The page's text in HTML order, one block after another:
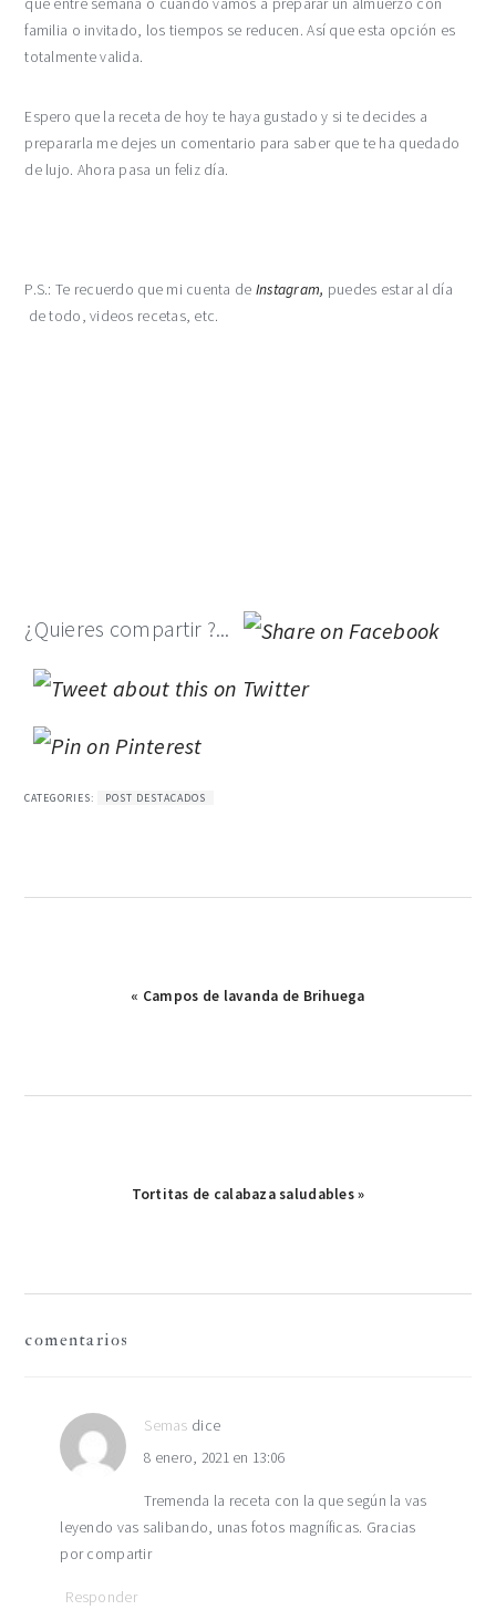
que entre semana o cuándo vamos a preparar un almuerzo con
familia o invitado, los tiempos se reducen. Así que esta opción es
totalmente valida.
Espero que la receta de hoy te haya gustado y si te decides a
prepararla me dejes un comentario para saber que te ha quedado
de lujo. Ahora pasa un feliz día.
P.S.: Te recuerdo que mi cuenta de Instagram, puedes estar al día
de todo, videos recetas, etc.
¿Quieres compartir ?...
CATEGORIES: POST DESTACADOS
Publicación
« Campos de lavanda de Brihuega
Publicación
Tortitas de calabaza saludables »
interacciones
los
lectores
comentarios
Semas dice
8 enero, 2021 en 13:06
Tremenda la receta con la que según la vas
leyendo vas salibando, unas fotos magníficas. Gracias
por compartir
Responder